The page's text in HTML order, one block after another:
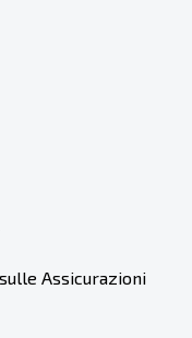
Assicurazioni